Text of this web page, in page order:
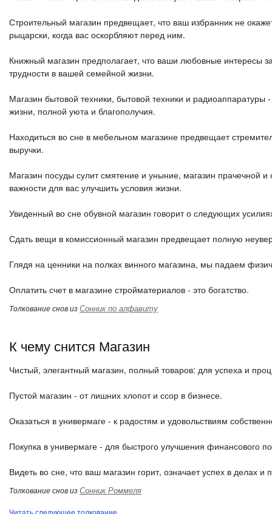
Строительный магазин предвещает, что ваш избранник не
рыцарски, когда вас оскорбляют перед ним.
Книжный магазин предполагает, что ваши любовные интересы
трудности в вашей семейной жизни.
Магазин бытовой техники, бытовой техники и
жизни, полной уюта и благополучия.
Находиться во сне в мебельном магазине предвещает
выручки.
Магазин посуды сулит смятение и уныние, магазин прачечной
важности для вас улучшить условия жизни.
Увиденный во сне обувной магазин говорит о следующих
Сдать вещи в комиссионный магазин предвещает полную
Глядя на ценники на полках винного магазина, мы падаем
Оплатить счет в магазине стройматериалов - это богатство.
Толкование снов изСонник по алфавиту
К чему снится Магазин
Чистый, элегантный магазин, полный товаров: для успеха и
Пустой магазин - от лишних хлопот и ссор в бизнесе.
Оказаться в универмаге - к радостям и удовольствиям
Покупка в универмаге - для быстрого улучшения финансового
Видеть во сне, что ваш магазин горит, означает успех в делах и
Толкование снов изСонник Роммеля
Читать следующее толкование